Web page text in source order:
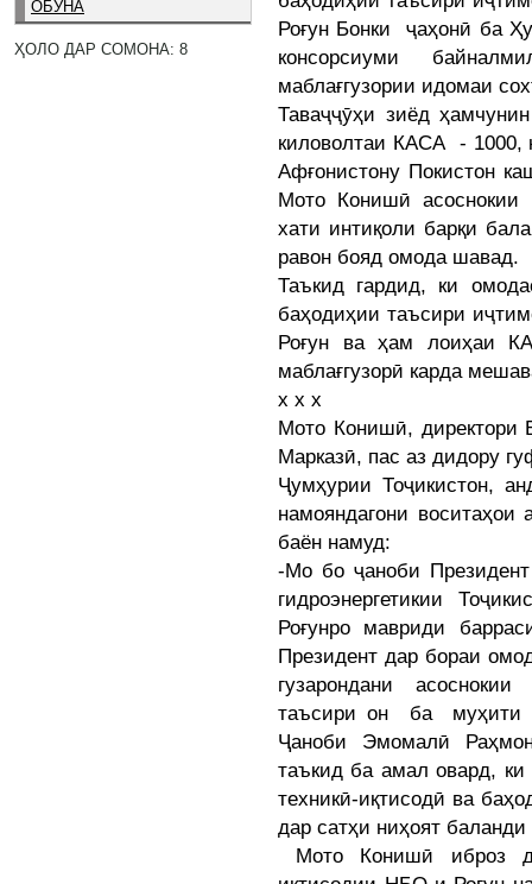
ОБУНА
ҲОЛО ДАР СОМОНА: 8
Роғун Бонки ҷаҳонӣ ба
консорсиуми
маблағгузории идомаи
Таваҷҷӯҳи зиёд
киловолтаи КАСА - 1000,
Афғонистону Покистон
Мото Конишӣ асоснокии
хати интиқоли барқи
равон бояд омода шавад.
Таъкид гардид, ки
баҳодиҳии таъсири
Роғун ва ҳам лоиҳаи
маблағгузорӣ карда
х х х
Мото Конишӣ, директори
Марказӣ, пас аз дидору
Ҷумҳурии Тоҷикистон,
намояндагони
баён намуд:
-Мо бо ҷаноби
гидроэнергетикии
Роғунро мавриди
Президент дар бораи
гузарондани
таъсири он ба
Ҷаноби Эмомалӣ
таъкид ба амал овард, ки
техникӣ-иқтисодӣ ва
дар сатҳи ниҳоят
Мото Конишӣ иброз